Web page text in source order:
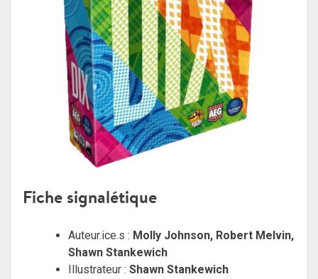
Fiche signalétique
Auteur.ice.s : Molly Johnson, Robert Melvin,
Shawn Stankewich
Illustrateur : Shawn Stankewich